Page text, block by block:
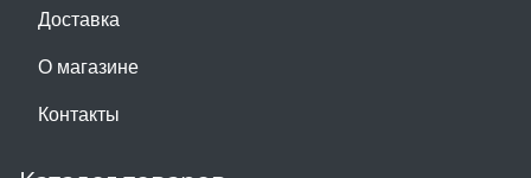
Доставка
О магазине
Контакты